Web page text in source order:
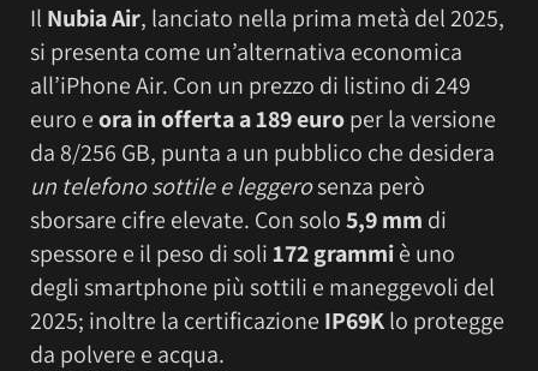
Il Nubia Air, lanciato nella prima metà del 2025,
si presenta come un’alternativa economica
all’iPhone Air. Con un prezzo di listino di 249
euro eora in offerta a 189 europer la versione
da 8/256 GB, punta a un pubblico che desidera
un telefono sottile e leggerosenza però
sborsare cifre elevate. Con solo5,9 mm di
spessore e il peso di soli172 grammiè uno
degli smartphone più sottili e maneggevoli del
2025; inoltre la certificazione IP69Klo protegge
da polvere e acqua.